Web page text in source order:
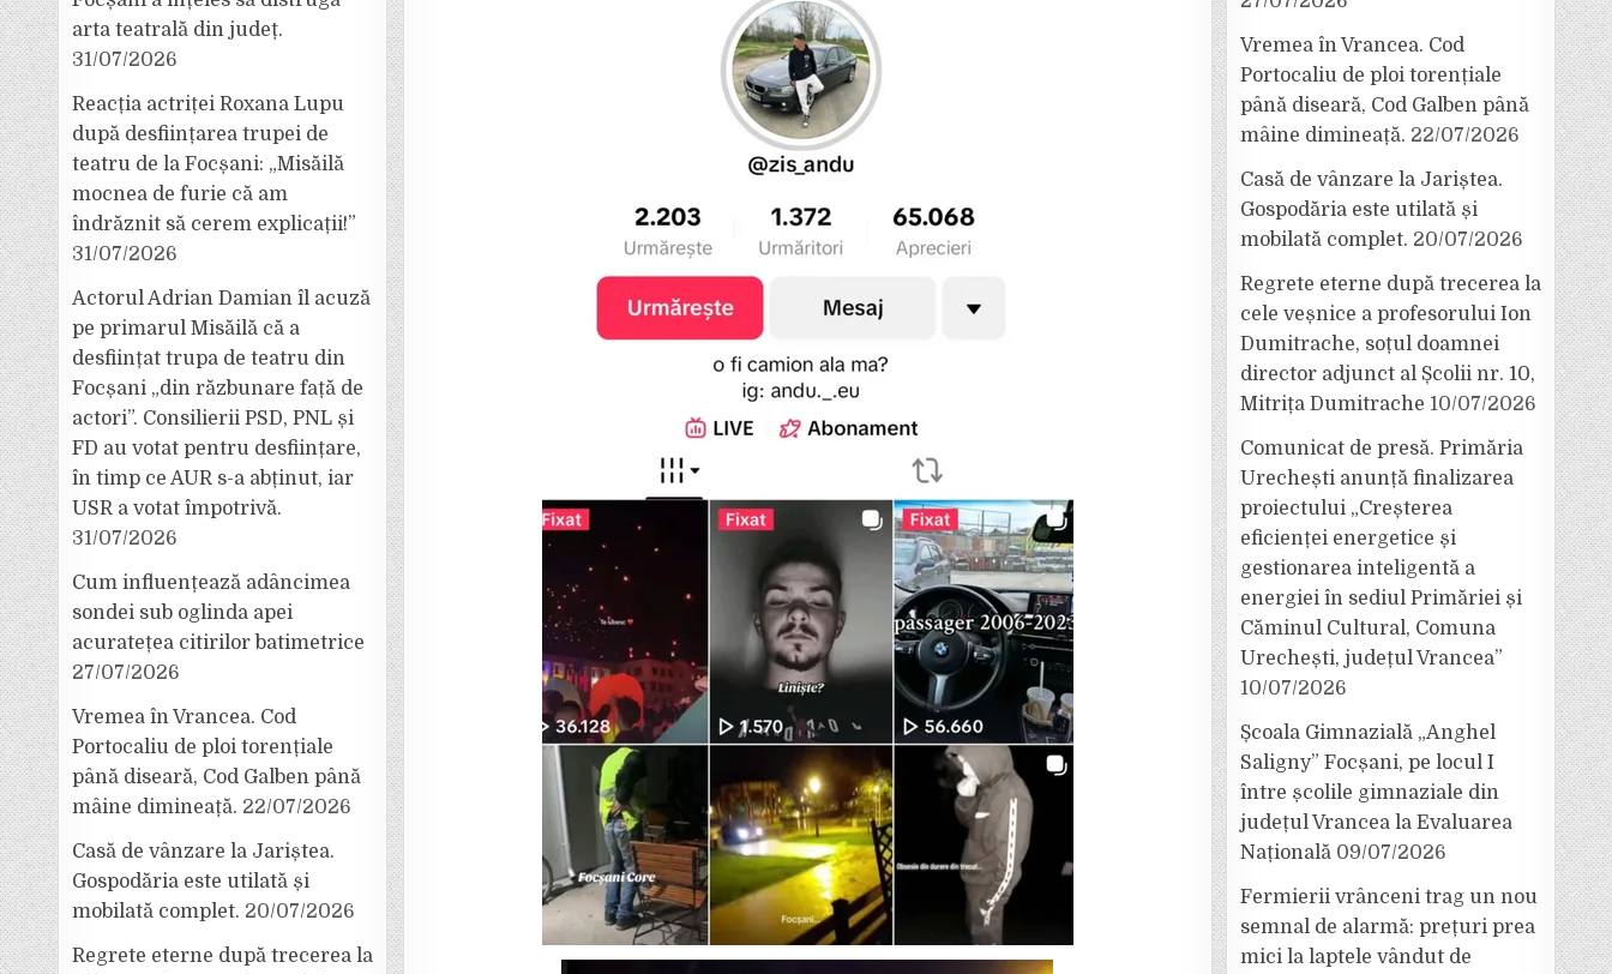
arta teatrală din județ.
31/07/2026
Reacția actriței Roxana Lupu
după desființarea trupei de
teatru de la Focșani: „Misăilă
mocnea de furie că am
îndrăznit să cerem explicații!”
31/07/2026
Actorul Adrian Damian îl acuză
pe primarul Misăilă că a
desființat trupa de teatru din
Focșani „din răzbunare față de
actori”. Consilierii PSD, PNL și
FD au votat pentru desființare,
în timp ce AUR s-a abținut, iar
USR a votat împotrivă.
31/07/2026
Cum influențează adâncimea
sondei sub oglinda apei
acuratețea citirilor batimetrice
27/07/2026
Vremea în Vrancea. Cod
Portocaliu de ploi torențiale
până diseară, Cod Galben până
mâine dimineață. 22/07/2026
Casă de vânzare la Jariștea.
Gospodăria este utilată și
mobilată complet. 20/07/2026
Regrete eterne după trecerea la
Vremea în Vrancea. Cod
Portocaliu de ploi torențiale
până diseară, Cod Galben până
mâine dimineață. 22/07/2026
Casă de vânzare la Jariștea.
Gospodăria este utilată și
mobilată complet. 20/07/2026
Regrete eterne după trecerea la
cele veșnice a profesorului Ion
Dumitrache, soțul doamnei
director adjunct al Școlii nr. 10,
Mitrița Dumitrache 10/07/2026
Comunicat de presă. Primăria
Urechești anunță finalizarea
proiectului „Creșterea
eficienței energetice și
gestionarea inteligentă a
energiei în sediul Primăriei și
Căminul Cultural, Comuna
Urechești, județul Vrancea”
10/07/2026
Școala Gimnazială „Anghel
Saligny” Focșani, pe locul I
între școlile gimnaziale din
județul Vrancea la Evaluarea
Națională 09/07/2026
Fermierii vrânceni trag un nou
semnal de alarmă: prețuri prea
mici la laptele vândut de